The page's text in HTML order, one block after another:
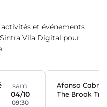
et événements
Vila Digital pour
sam.
04/10
09:30
Afonso
The Brook